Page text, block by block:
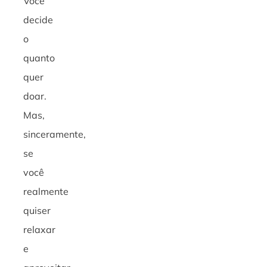
decide
o
quanto
quer
doar.
Mas,
sinceramente,
se
você
realmente
quiser
relaxar
e